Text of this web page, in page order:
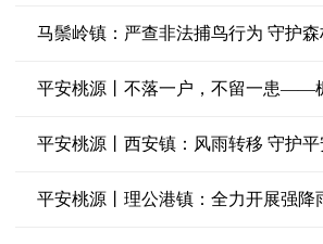
马鬃岭镇：严查非法捕鸟行为 守护
平安桃源丨不落一户，不留一患——
平安桃源丨西安镇：风雨转移 守护平
平安桃源丨理公港镇：全力开展强降